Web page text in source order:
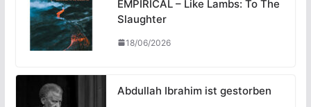
EMPIRICAL – Like Lambs: To The
Slaughter
18/06/2026
Abdullah Ibrahim ist gestorben